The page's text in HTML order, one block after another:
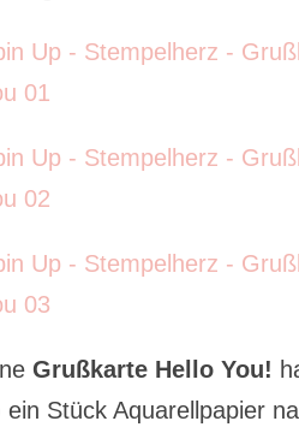
Grußkarte Hello You!
ein Stück Aquarellpapier